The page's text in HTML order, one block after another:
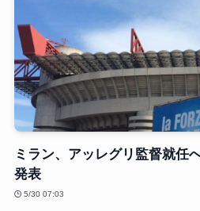
ミラン、アッレグリ監督就
発表
5/30 07:03